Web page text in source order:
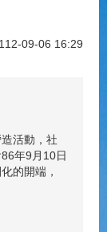
09-06 16:29
活動，社
年9月10日
的開端，